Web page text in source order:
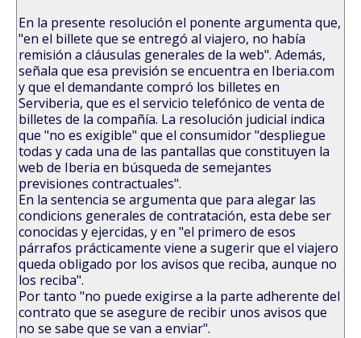
En la presente resolución el ponente argumenta que,
"en el billete que se entregó al viajero, no había
remisión a cláusulas generales de la web". Además,
señala que esa previsión se encuentra en Iberia.com
y que el demandante compró los billetes en
Serviberia, que es el servicio telefónico de venta de
billetes de la compañía. La resolución judicial indica
que "no es exigible" que el consumidor "despliegue
todas y cada una de las pantallas que constituyen la
web de Iberia en búsqueda de semejantes
previsiones contractuales".
En la sentencia se argumenta que para alegar las
condicions generales de contratación, esta debe ser
conocidas y ejercidas, y en "el primero de esos
párrafos prácticamente viene a sugerir que el viajero
queda obligado por los avisos que reciba, aunque no
los reciba".
Por tanto "no puede exigirse a la parte adherente del
contrato que se asegure de recibir unos avisos que
no se sabe que se van a enviar".